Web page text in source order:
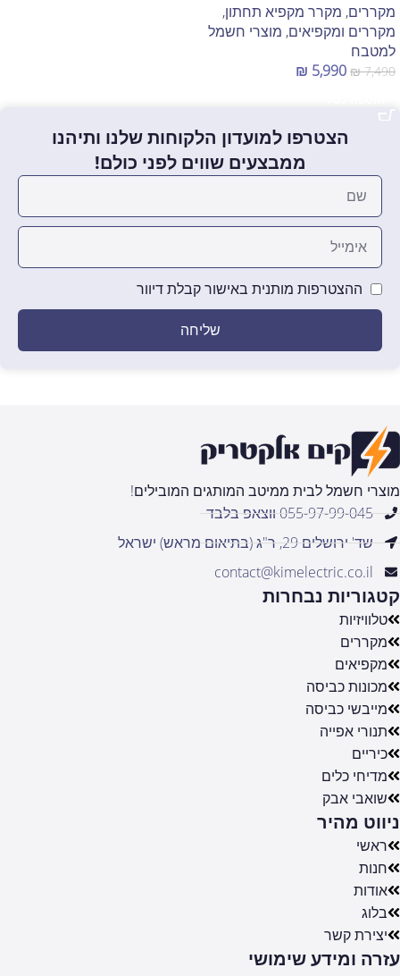
מקררים, מקרר מקפיא תחתון,
מקררים ומקפיאים, מוצרי חשמל
למטבח
₪7,490
₪ 5,990
הצטרפו למועדון הלקוחות שלנו ותיהנו
ממבצעים שווים לפני כולם!
ההצטרפות מותנית באישור קבלת דיוור
שליחה
מוצרי חשמל לבית ממיטב המותגים המובילים!
055-97-99-045 ווצאפ בלבד
שד' ירושלים 29, ר"ג (בתיאום מראש) ישראל
contact@kimelectric.co.il
קטגוריות נבחרות
טלוויזיות
מקררים
מקפיאים
מכונות כביסה
מייבשי כביסה
תנורי אפייה
כיריים
מדיחי כלים
שואבי אבק
ניווט מהיר
ראשי
חנות
אודות
בלוג
יצירת קשר
עזרה ומידע שימושי